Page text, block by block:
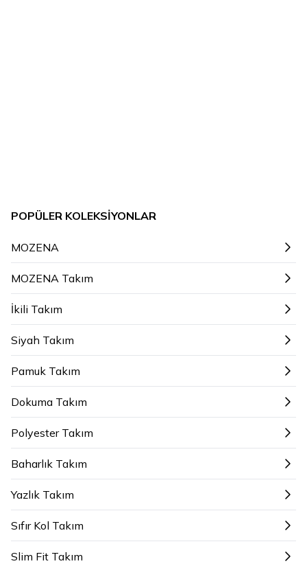
POPÜLER KOLEKSIYONLAR
MOZENA
MOZENA Takım
İkili Takım
Siyah Takım
Pamuk Takım
Dokuma Takım
Polyester Takım
Baharlık Takım
Yazlık Takım
Sıfır Kol Takım
Slim Fit Takım